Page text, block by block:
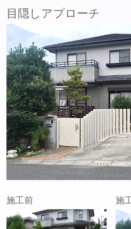
目隠しアプローチ
施工前 施